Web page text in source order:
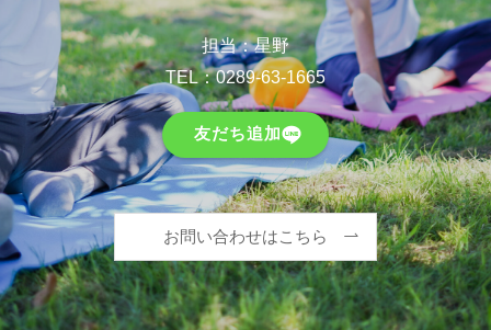
担当：星野
TEL：0289-63-1665
友だち追加
お問い合わせはこちら